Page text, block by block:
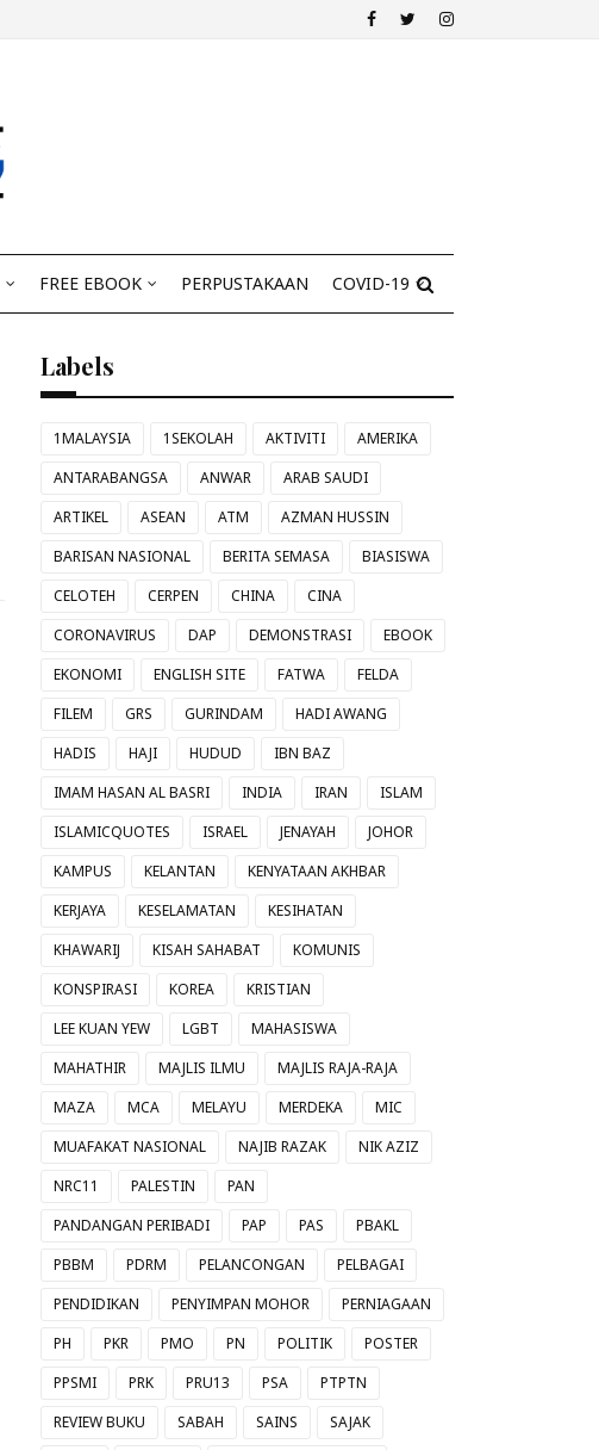
FREE EBOOK PERPUSTAKAAN COVID-19
Labels
1MALAYSIA 1SEKOLAH AKTIVITI
AMERIKA
ANTARABANGSA
ANWAR
ARAB SAUDI
ARTIKEL
ASEAN ATM
AZMAN HUSSIN
BARISAN NASIONAL
BERITA SEMASA
BIASISWA
CELOTEH
CERPEN CHINA
CINA
CORONAVIRUS
DAP DEMONSTRASI
EBOOK
EKONOMI
ENGLISH SITE FATWA
FELDA
FILEM
GRS GURINDAM
HADI AWANG
HADIS
HAJI HUDUD
IBN BAZ
IMAM HASAN AL BASRI
INDIA IRAN
ISLAM
ISLAMICQUOTES
ISRAEL JENAYAH
JOHOR
KAMPUS
KELANTAN
KENYATAAN AKHBAR
KERJAYA
KESELAMATAN
KESIHATAN
KHAWARIJ
KISAH SAHABAT
KOMUNIS
KONSPIRASI
KOREA
KRISTIAN
LEE KUAN YEW
LGBT
MAHASISWA
MAHATHIR
MAJLIS ILMU
MAJLIS RAJA-RAJA
MAZA
MCA MELAYU MERDEKA
MIC
MUAFAKAT NASIONAL
NAJIB RAZAK
NIK AZIZ
NRC11
PALESTIN
PAN
PANDANGAN PERIBADI
PAP PAS
PBAKL
PBBM
PDRM PELANCONGAN
PELBAGAI
PENDIDIKAN
PENYIMPAN MOHOR
PERNIAGAAN
PH
PKR PMO PN POLITIK
POSTER
PPSMI
PRK PRU13 PSA
PTPTN
REVIEW BUKU
SABAH SAINS
SAJAK